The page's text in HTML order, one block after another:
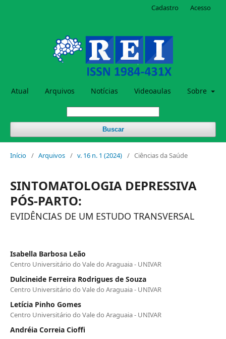
Atual Arquivos Notícias Videoaulas Sobre
Buscar
Cadastro Acesso
Início / Arquivos / v. 16 n. 1 (2024) / Ciências da Saúde
SINTOMATOLOGIA DEPRESSIVA
PÓS-PARTO:
EVIDÊNCIAS DE UM ESTUDO TRANSVERSAL
Isabella Barbosa Leão
Centro Universitário do Vale do Araguaia - UNIVAR
Dulcineide Ferreira Rodrigues de Souza
Centro Universitário do Vale do Araguaia - UNIVAR
Letícia Pinho Gomes
Centro Universitário do Vale do Araguaia - UNIVAR
Andréia Correia Cioffi